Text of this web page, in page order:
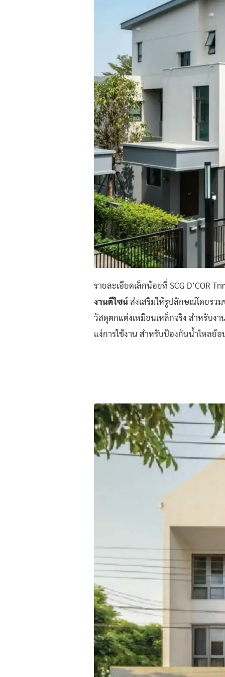
รายละเอียดเล็กน้อยที่ SCG D’COR
งานดีไซน์ ส่งเสริมให้รูปลักษณ์​โดยรว
วัสดุตกแต่งเหมือนเหล็กจริง สำหรับง
แง่การใช้งาน สำหรับป้องกันน้ำไหลย้